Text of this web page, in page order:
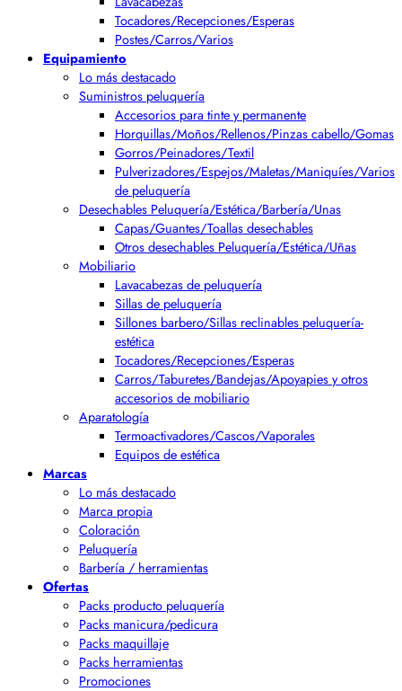
Tocadores/Recepciones/Esperas
Postes/Carros/Varios
Equipamiento
Lo más destacado
Suministros peluquería
Accesorios para tinte y permanente
Horquillas/Moños/Rellenos/Pinzas cabello/Gomas
Gorros/Peinadores/Textil
Pulverizadores/Espejos/Maletas/Maniquíes/Varios
de peluquería
Desechables Peluquería/Estética/Barbería/Unas
Capas/Guantes/Toallas desechables
Otros desechables Peluquería/Estética/Uñas
Mobiliario
Lavacabezas de peluquería
Sillas de peluquería
Sillones barbero/Sillas reclinables peluquería-
estética
Tocadores/Recepciones/Esperas
Carros/Taburetes/Bandejas/Apoyapies y otros
accesorios de mobiliario
Aparatología
Termoactivadores/Cascos/Vaporales
Equipos de estética
Marcas
Lo más destacado
Marca propia
Coloración
Peluquería
Barbería / herramientas
Ofertas
Packs producto peluquería
Packs manicura/pedicura
Packs maquillaje
Packs herramientas
Promociones